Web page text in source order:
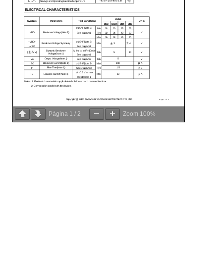
Página 1 / 2 Zoom 100%